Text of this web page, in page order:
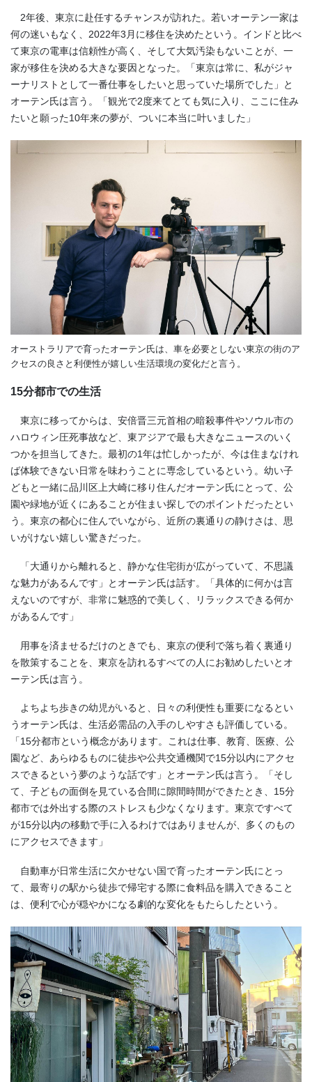
2年後、東京に赴任するチャンスが訪れた。若いオーテン一家は
何の迷いもなく、2022年3月に移住を決めたという。インドと比べ
て東京の電車は信頼性が高く、そして大気汚染もないことが、一
家が移住を決める大きな要因となった。「東京は常に、私がジャ
ーナリストとして一番仕事をしたいと思っていた場所でした」と
オーテン氏は言う。「観光で2度来てとても気に入り、ここに住み
たいと願った10年来の夢が、ついに本当に叶いました」
オーストラリアで育ったオーテン氏は、車を必要としない東京の街のア
クセスの良さと利便性が嬉しい生活環境の変化だと言う。
15分都市での生活
東京に移ってからは、安倍晋三元首相の暗殺事件やソウル市の
ハロウィン圧死事故など、東アジアで最も大きなニュースのいく
つかを担当してきた。最初の1年は忙しかったが、今は住まなけれ
ば体験できない日常を味わうことに専念しているという。幼い子
どもと一緒に品川区上大崎に移り住んだオーテン氏にとって、公
園や緑地が近くにあることが住まい探しでのポイントだったとい
う。東京の都心に住んでいながら、近所の裏通りの静けさは、思
いがけない嬉しい驚きだった。
「大通りから離れると、静かな住宅街が広がっていて、不思議
な魅力があるんです」とオーテン氏は話す。「具体的に何かは言
えないのですが、非常に魅惑的で美しく、リラックスできる何か
があるんです」
用事を済ませるだけのときでも、東京の便利で落ち着く裏通り
を散策することを、東京を訪れるすべての人にお勧めしたいとオ
ーテン氏は言う。
よちよち歩きの幼児がいると、日々の利便性も重要になるとい
うオーテン氏は、生活必需品の入手のしやすさも評価している。
「15分都市という概念があります。これは仕事、教育、医療、公
園など、あらゆるものに徒歩や公共交通機関で15分以内にアクセ
スできるという夢のような話です」とオーテン氏は言う。「そし
て、子どもの面倒を見ている合間に隙間時間ができたとき、15分
都市では外出する際のストレスも少なくなります。東京ですべて
が15分以内の移動で手に入るわけではありませんが、多くのもの
にアクセスできます」
自動車が日常生活に欠かせない国で育ったオーテン氏にとっ
て、最寄りの駅から徒歩で帰宅する際に食料品を購入できること
は、便利で心が穏やかになる劇的な変化をもたらしたという。